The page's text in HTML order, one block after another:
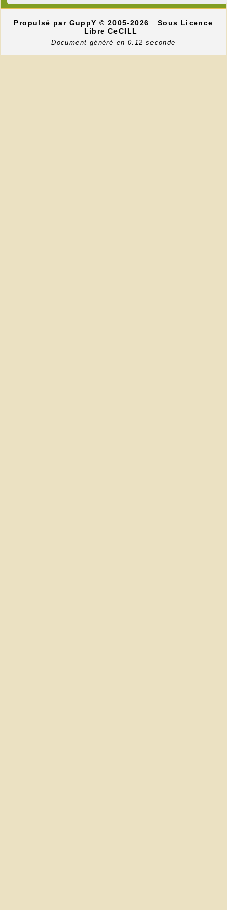
Propulsé par GuppY© 2005-2026
Sous Licence
Libre CeCILL
Document généré en 0.12 seconde